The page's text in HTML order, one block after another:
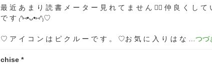
最 近 あ ま り 読 書 メ ー タ ー 見 れ て ま せ ん 🙇‍♀️ 仲 良 く し て
で す ₍ᐢ⑅•ᴗ•⑅ᐢ₎♡
♡ ア イ コ ン は ピ ク ル ー で す 。 ♡お 気 に 入 り は な
chise *